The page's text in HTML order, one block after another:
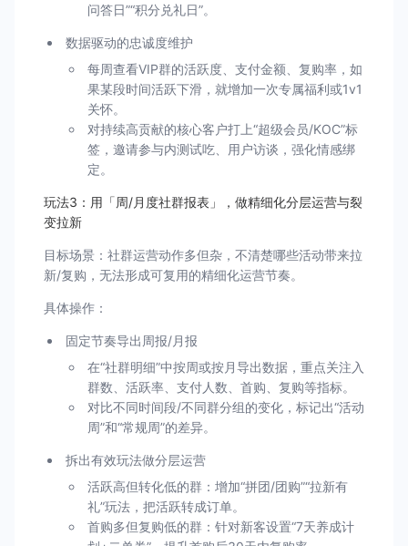
问答日”“积分兑礼日”。
数据驱动的忠诚度维护
每周查看VIP群的活跃度、支付金额、复购率，如
果某段时间活跃下滑，就增加一次专属福利或1v1
关怀。
对持续高贡献的核心客户打上“超级会员/KOC”标
签，邀请参与内测试吃、用户访谈，强化情感绑
定。
玩法3：用「周/月度社群报表」，做精细化分层运营与裂
变拉新
目标场景：社群运营动作多但杂，不清楚哪些活动带来拉
新/复购，无法形成可复用的精细化运营节奏。
具体操作：
固定节奏导出周报/月报
在“社群明细”中按周或按月导出数据，重点关注入
群数、活跃率、支付人数、首购、复购等指标。
对比不同时间段/不同群分组的变化，标记出“活动
周”和“常规周”的差异。
拆出有效玩法做分层运营
活跃高但转化低的群：增加“拼团/团购”“拉新有
礼”玩法，把活跃转成订单。
首购多但复购低的群：针对新客设置“7天养成计